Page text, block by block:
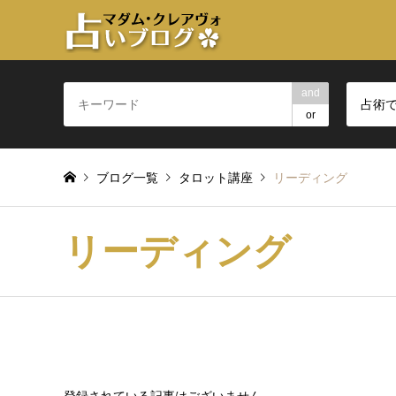
and
or
占術
ブログ一覧 タロット講座 リーディング
リーディング